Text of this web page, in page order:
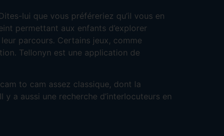
lui que vous préféreriez qu’il vous en
permettant aux enfants d’explorer
parcours. Certains jeux, comme
Tellonyn est une application de
to cam assez classique, dont la
y a aussi une recherche d’interlocuteurs en